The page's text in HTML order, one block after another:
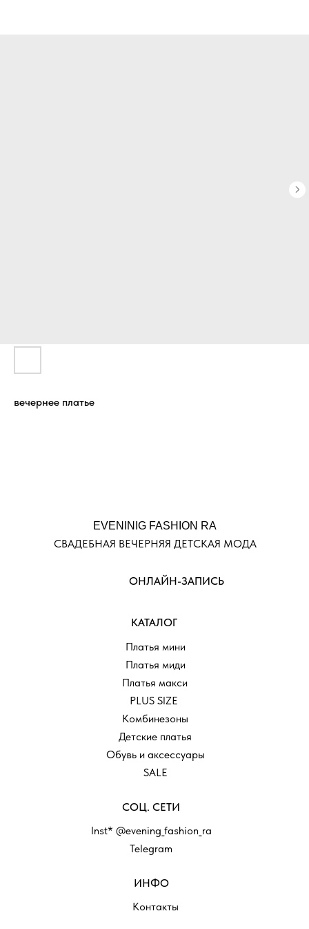
вечернее платье
ОНЛАЙН-ЗАПИСЬ
Inst* @evening_fashion_ra
Telegram
СОЦ. СЕТИ
Контакты
ИНФО
КАТАЛОГ
Платья мини
Платья миди
Платья макси
PLUS SIZE
Детские платья
Обувь и аксессуары
Комбинезоны
EVENINIG FASHION RA
СВАДЕБНАЯ ВЕЧЕРНЯЯ ДЕТСКАЯ МОДА
SALE